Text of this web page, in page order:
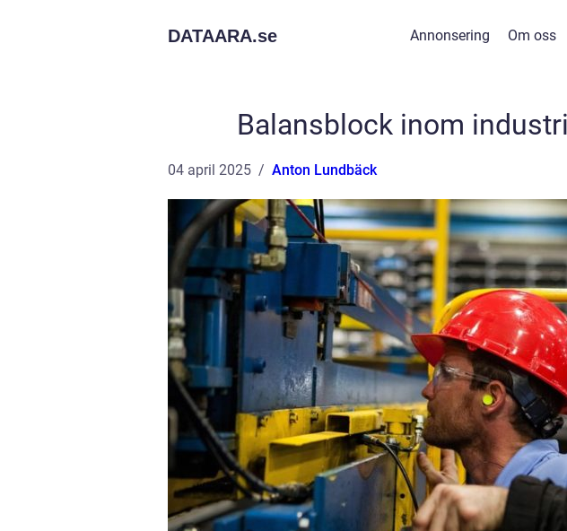
DATAARA.se Annonsering Om oss
Balansblock inom
04 april 2025 Anton Lundbäck